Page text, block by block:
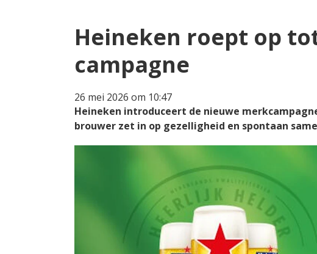
Heineken roept op
campagne
26 mei 2026 om 10:47
Heineken introduceert de nieuwe
brouwer zet in op gezelligheid en spontaan